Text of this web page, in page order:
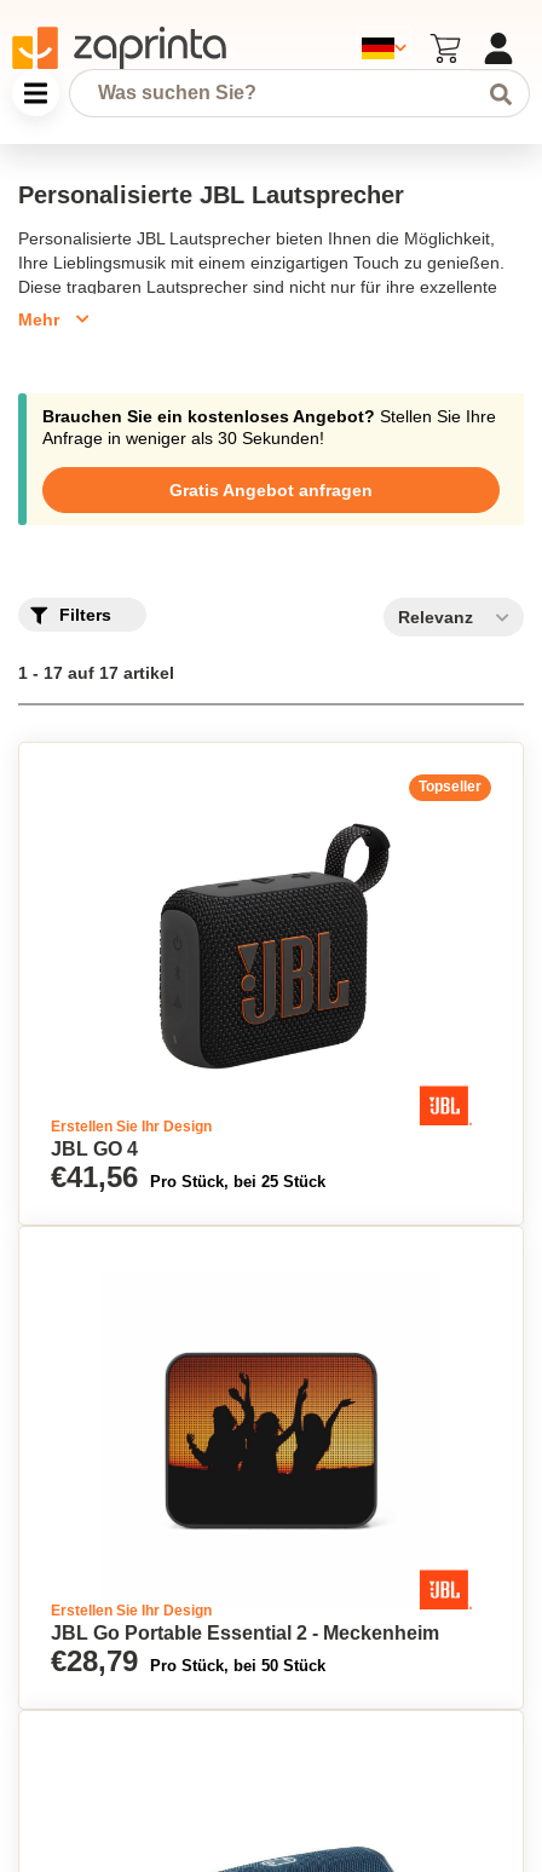
Personalisierte JBL Lautsprecher
Personalisierte JBL Lautsprecher bieten Ihnen die Möglichkeit,
Ihre Lieblingsmusik mit einem einzigartigen Touch zu genießen.
Diese tragbaren Lautsprecher sind nicht nur für ihre exzellente
Soundqualität bekannt, sondern auch dafür, dass sie individuell
Lautsprecher wie der JBL Charge Essential 2 oder der JBL Flip 5
lassen sich perfekt an Ihre Bedürfnisse anpassen und sind ideal
Anlass.
Mehr
Brauchen Sie ein kostenloses Angebot? Stellen Sie Ihre
Anfrage in weniger als 30 Sekunden!
Gratis Angebot anfragen
Filters Relevanz
1 - 17 auf 17 artikel
Topseller
Erstellen Sie Ihr Design
JBL GO 4
€41,56 Pro Stück, bei 25 Stück
Erstellen Sie Ihr Design
JBL Go Portable Essential 2 - Meckenheim
€28,79 Pro Stück, bei 50 Stück